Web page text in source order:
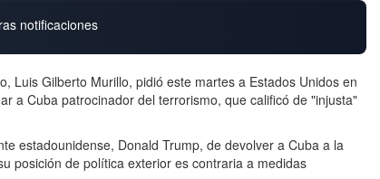
notificaciones
Luis Gilberto Murillo, pidió este martes a Estados Unidos en
a Cuba patrocinador del terrorismo, que calificó de "injusta"
estadounidense, Donald Trump, de devolver a Cuba a la
posición de política exterior es contraria a medidas